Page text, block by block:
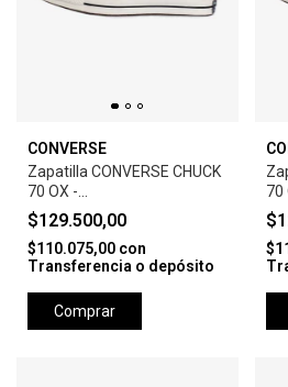
CONVERSE
Zapatilla CONVERSE CHUCK
70 OX -
BLACK/WHITE/EGRET
$129.500,00
$110.075,00 con
Transferencia o depósito
Comprar
70